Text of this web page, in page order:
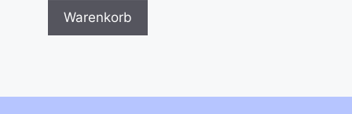
Warenkorb